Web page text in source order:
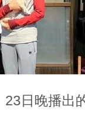
日晚播出